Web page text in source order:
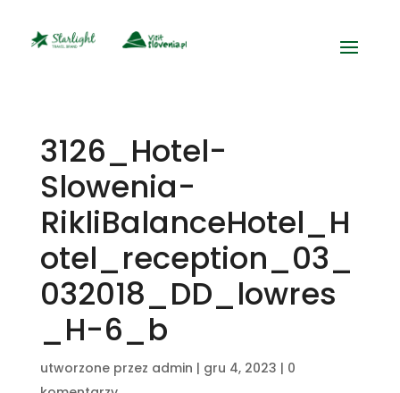
3126_Hotel-
Slowenia-
RikliBalanceHotel_H
otel_reception_03_
032018_DD_lowres
_H-6_b
utworzone przez admin | gru 4, 2023 | 0